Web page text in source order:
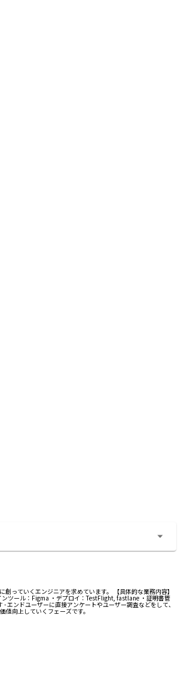
っていくエンジニアを求めています。 【具体的な業務内容】
ツール：Figma ・デプロイ：TestFlight, fastlane ・証明書管
ンドユーザーに直接アンケートやユーザー調査などをして、
向上していくフェーズです。